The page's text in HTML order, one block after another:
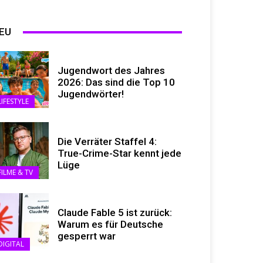
Jugendwort des Jahres
2026: Das sind die Top 10
Jugendwörter!
& TV
Die Verräter Staffel 4:
True-Crime-Star kennt jede
Lüge
Claude Fable 5 ist zurück:
Warum es für Deutsche
gesperrt war